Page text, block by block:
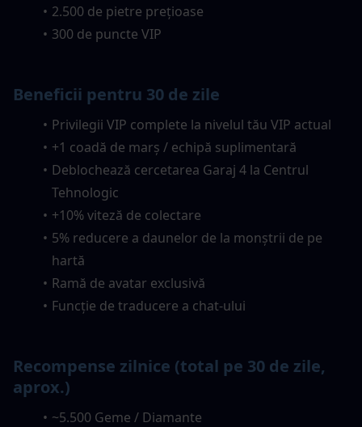
2.500 de pietre prețioase
300 de puncte VIP
Beneficii pentru 30 de zile
Privilegii VIP complete la nivelul tău VIP actual
+1 coadă de marș / echipă suplimentară
Deblochează cercetarea Garaj 4 la Centrul
Tehnologic
+10% viteză de colectare
5% reducere a daunelor de la monștrii de pe
hartă
Ramă de avatar exclusivă
Funcție de traducere a chat-ului
Recompense zilnice (total pe 30 de zile,
aprox.)
~5.500 Geme / Diamante